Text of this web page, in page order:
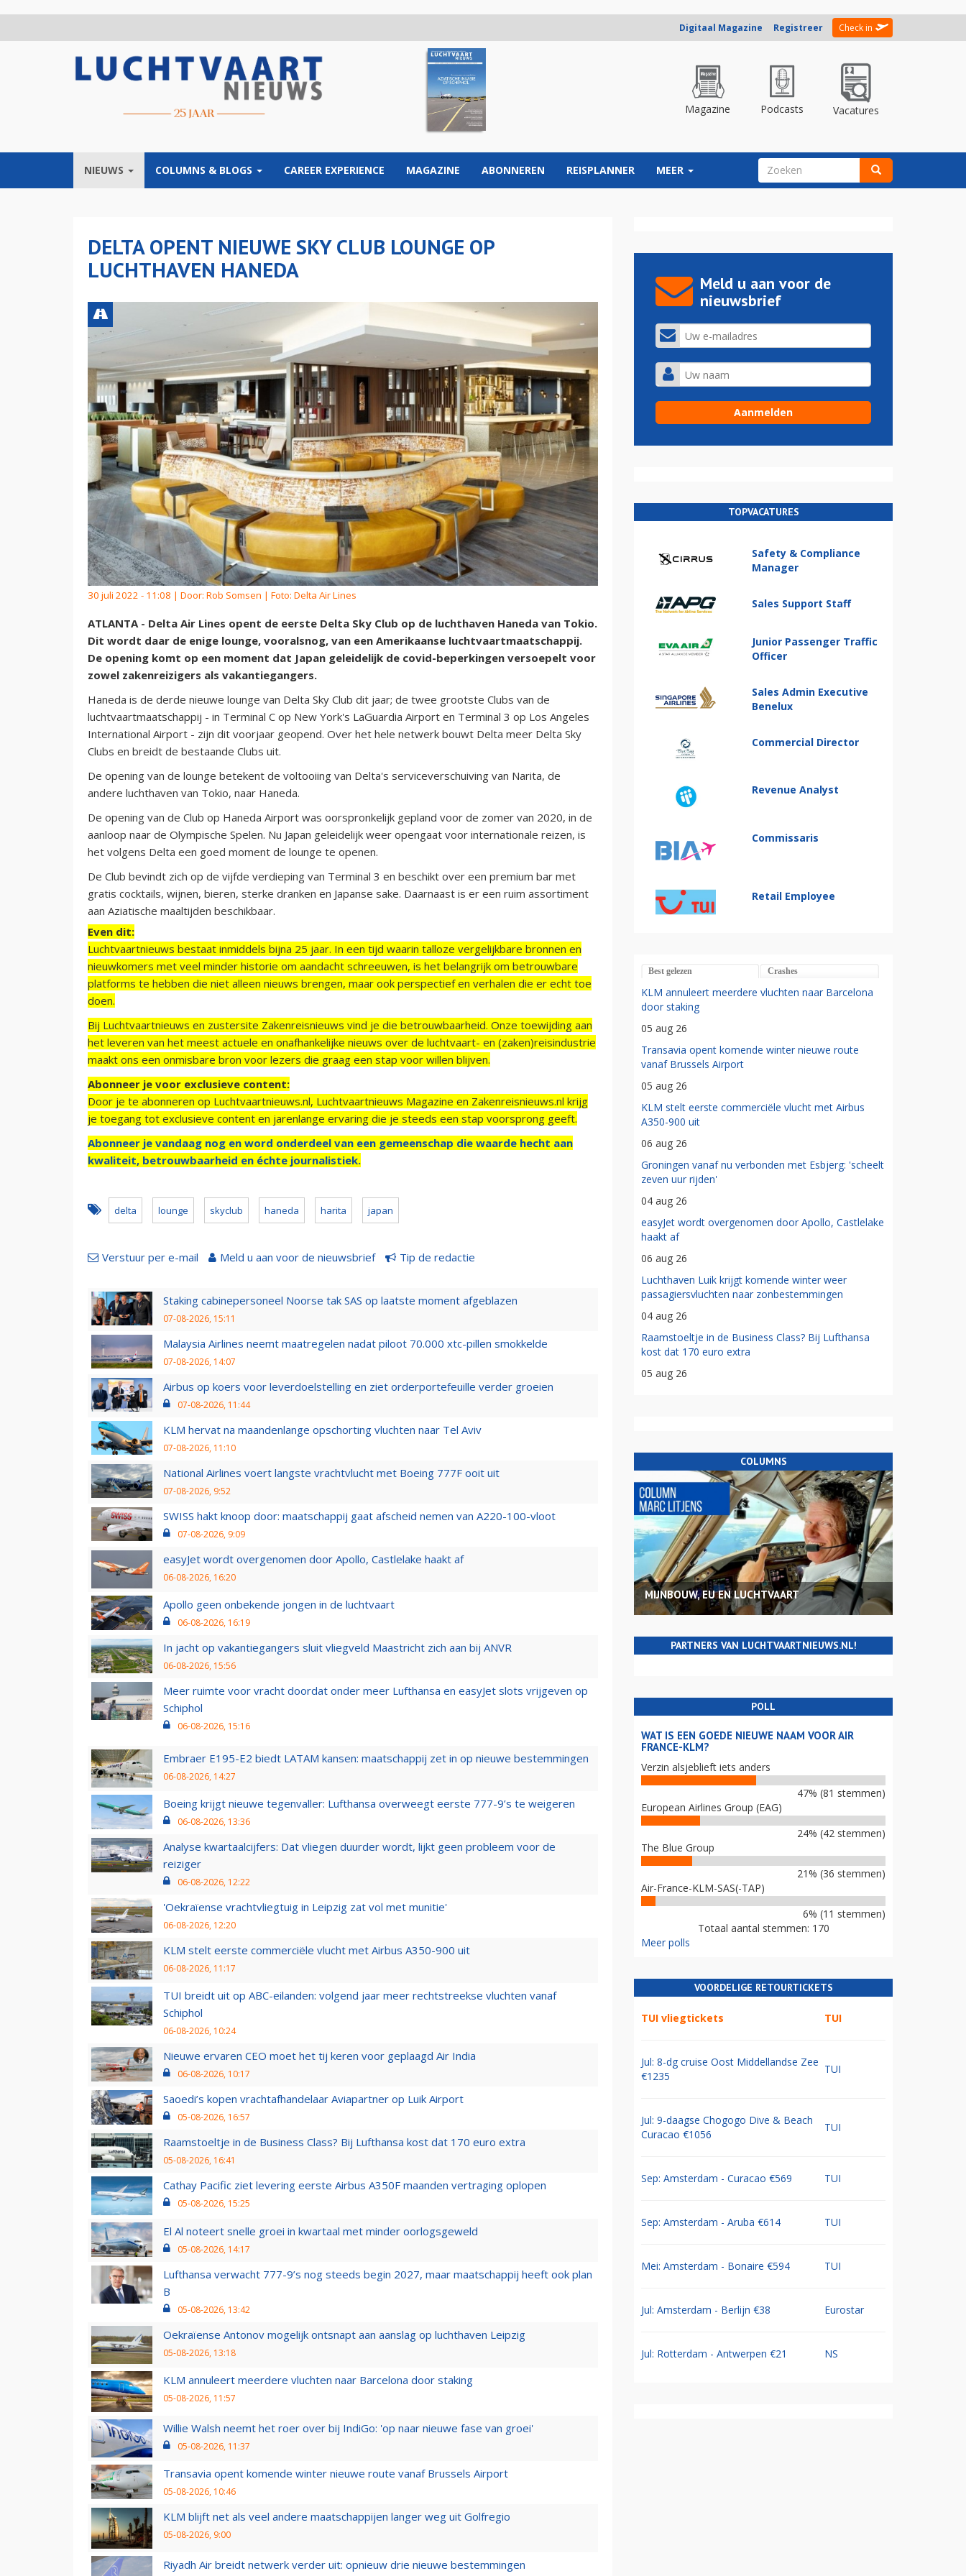
Digitaal Magazine Registreer Check in
Magazine Podcasts Vacatures
NIEUWS COLUMNS & BLOGS CAREER EXPERIENCE MAGAZINE ABONNEREN REISPLANNER MEER ZOEKVELD
DELTA OPENT NIEUWE SKY CLUB LOUNGE OP
LUCHTHAVEN HANEDA
30 juli 2022 - 11:08 | Door: Rob Somsen | Foto: Delta Air Lines
ATLANTA - Delta Air Lines opent de eerste Delta Sky Club op de luchthaven Haneda van Tokio.
Dit wordt daar de enige lounge, vooralsnog, van een Amerikaanse luchtvaartmaatschappij.
De opening komt op een moment dat Japan geleidelijk de covid-beperkingen versoepelt voor
zowel zakenreizigers als vakantiegangers.
Haneda is de derde nieuwe lounge van Delta Sky Club dit jaar; de twee grootste Clubs van de
luchtvaartmaatschappij - in Terminal C op New York's LaGuardia Airport en Terminal 3 op Los Angeles
International Airport - zijn dit voorjaar geopend. Over het hele netwerk bouwt Delta meer Delta Sky
Clubs en breidt de bestaande Clubs uit.
De opening van de lounge betekent de voltooiing van Delta's serviceverschuiving van Narita, de
andere luchthaven van Tokio, naar Haneda.
De opening van de Club op Haneda Airport was oorspronkelijk gepland voor de zomer van 2020, in de
aanloop naar de Olympische Spelen. Nu Japan geleidelijk weer opengaat voor internationale reizen, is
het volgens Delta een goed moment de lounge te openen.
De Club bevindt zich op de vijfde verdieping van Terminal 3 en beschikt over een premium bar met
gratis cocktails, wijnen, bieren, sterke dranken en Japanse sake. Daarnaast is er een ruim assortiment
aan Aziatische maaltijden beschikbaar.
Even dit:
Luchtvaartnieuws bestaat inmiddels bijna 25 jaar. In een tijd waarin talloze vergelijkbare bronnen en
nieuwkomers met veel minder historie om aandacht schreeuwen, is het belangrijk om betrouwbare
platforms te hebben die niet alleen nieuws brengen, maar ook perspectief en verhalen die er echt toe
doen.
Bij Luchtvaartnieuws en zustersite Zakenreisnieuws vind je die betrouwbaarheid. Onze toewijding aan
het leveren van het meest actuele en onafhankelijke nieuws over de luchtvaart- en (zaken)reisindustrie
maakt ons een onmisbare bron voor lezers die graag een stap voor willen blijven.
Abonneer je voor exclusieve content:
Door je te abonneren op Luchtvaartnieuws.nl, Luchtvaartnieuws Magazine en Zakenreisnieuws.nl krijg
je toegang tot exclusieve content en jarenlange ervaring die je steeds een stap voorsprong geeft.
Abonneer je vandaag nog en word onderdeel van een gemeenschap die waarde hecht aan
kwaliteit, betrouwbaarheid en échte journalistiek.
delta lounge skyclub haneda harita japan
Verstuur per e-mail Meld u aan voor de nieuwsbrief Tip de redactie
Staking cabinepersoneel Noorse tak SAS op laatste moment afgeblazen
07-08-2026, 15:11
Malaysia Airlines neemt maatregelen nadat piloot 70.000 xtc-pillen smokkelde
07-08-2026, 14:07
Airbus op koers voor leverdoelstelling en ziet orderportefeuille verder groeien
07-08-2026, 11:44
KLM hervat na maandenlange opschorting vluchten naar Tel Aviv
07-08-2026, 11:10
National Airlines voert langste vrachtvlucht met Boeing 777F ooit uit
07-08-2026, 9:52
SWISS hakt knoop door: maatschappij gaat afscheid nemen van A220-100-vloot
07-08-2026, 9:09
easyJet wordt overgenomen door Apollo, Castlelake haakt af
06-08-2026, 16:20
Apollo geen onbekende jongen in de luchtvaart
06-08-2026, 16:19
In jacht op vakantiegangers sluit vliegveld Maastricht zich aan bij ANVR
06-08-2026, 15:56
Meer ruimte voor vracht doordat onder meer Lufthansa en easyJet slots vrijgeven op
Schiphol
06-08-2026, 15:16
Embraer E195-E2 biedt LATAM kansen: maatschappij zet in op nieuwe bestemmingen
06-08-2026, 14:27
Boeing krijgt nieuwe tegenvaller: Lufthansa overweegt eerste 777-9’s te weigeren
06-08-2026, 13:36
Analyse kwartaalcijfers: Dat vliegen duurder wordt, lijkt geen probleem voor de
reiziger
06-08-2026, 12:22
'Oekraïense vrachtvliegtuig in Leipzig zat vol met munitie'
06-08-2026, 12:20
KLM stelt eerste commerciële vlucht met Airbus A350-900 uit
06-08-2026, 11:17
TUI breidt uit op ABC-eilanden: volgend jaar meer rechtstreekse vluchten vanaf
Schiphol
06-08-2026, 10:24
Nieuwe ervaren CEO moet het tij keren voor geplaagd Air India
06-08-2026, 10:17
Saoedi’s kopen vrachtafhandelaar Aviapartner op Luik Airport
05-08-2026, 16:57
Raamstoeltje in de Business Class? Bij Lufthansa kost dat 170 euro extra
05-08-2026, 16:41
Cathay Pacific ziet levering eerste Airbus A350F maanden vertraging oplopen
05-08-2026, 15:25
El Al noteert snelle groei in kwartaal met minder oorlogsgeweld
05-08-2026, 14:17
Lufthansa verwacht 777-9’s nog steeds begin 2027, maar maatschappij heeft ook plan
B
05-08-2026, 13:42
Oekraïense Antonov mogelijk ontsnapt aan aanslag op luchthaven Leipzig
05-08-2026, 13:18
KLM annuleert meerdere vluchten naar Barcelona door staking
05-08-2026, 11:57
Willie Walsh neemt het roer over bij IndiGo: 'op naar nieuwe fase van groei'
05-08-2026, 11:37
Transavia opent komende winter nieuwe route vanaf Brussels Airport
05-08-2026, 10:46
KLM blijft net als veel andere maatschappijen langer weg uit Golfregio
05-08-2026, 9:00
Riyadh Air breidt netwerk verder uit: opnieuw drie nieuwe bestemmingen
Meld u aan voor de
nieuwsbrief
TOPVACATURES
Safety & Compliance
Manager
Sales Support Staff
Junior Passenger Traffic
Officer
Sales Admin Executive
Benelux
Commercial Director
Revenue Analyst
Commissaris
Retail Employee
Best gelezen Crashes
KLM annuleert meerdere vluchten naar Barcelona
door staking
05 aug 26
Transavia opent komende winter nieuwe route
vanaf Brussels Airport
05 aug 26
KLM stelt eerste commerciële vlucht met Airbus
A350-900 uit
06 aug 26
Groningen vanaf nu verbonden met Esbjerg: 'scheelt
zeven uur rijden'
04 aug 26
easyJet wordt overgenomen door Apollo, Castlelake
haakt af
06 aug 26
Luchthaven Luik krijgt komende winter weer
passagiersvluchten naar zonbestemmingen
04 aug 26
Raamstoeltje in de Business Class? Bij Lufthansa
kost dat 170 euro extra
05 aug 26
COLUMNS
MIJNBOUW, EU EN LUCHTVAART
PARTNERS VAN LUCHTVAARTNIEUWS.NL!
POLL
WAT IS EEN GOEDE NIEUWE NAAM VOOR AIR
FRANCE-KLM?
Verzin alsjeblieft iets anders
47% (81 stemmen)
European Airlines Group (EAG)
24% (42 stemmen)
The Blue Group
21% (36 stemmen)
Air-France-KLM-SAS(-TAP)
6% (11 stemmen)
Totaal aantal stemmen: 170
Meer polls
VOORDELIGE RETOURTICKETS
TUI vliegtickets TUI
Jul: 8-dg cruise Oost Middellandse Zee
€1235
TUI
Jul: 9-daagse Chogogo Dive & Beach
Curacao €1056
TUI
Sep: Amsterdam - Curacao €569 TUI
Sep: Amsterdam - Aruba €614 TUI
Mei: Amsterdam - Bonaire €594 TUI
Jul: Amsterdam - Berlijn €38 Eurostar
Jul: Rotterdam - Antwerpen €21 NS